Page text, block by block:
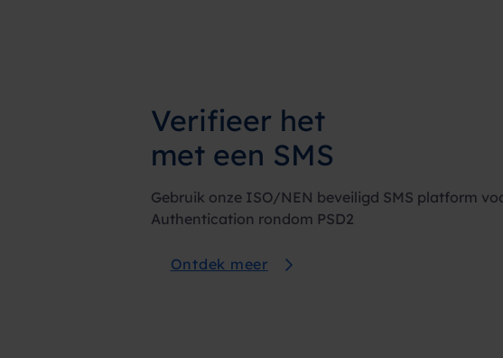
Verifieer het
met een SMS
Gebruik onze ISO/NEN beveiligd SMS platform
Authentication rondom PSD2
Ontdek meer